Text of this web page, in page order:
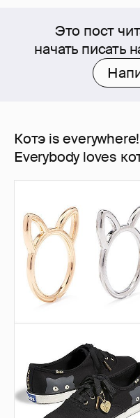
Это пост
начать писать
Котэ is
Еverybody loves